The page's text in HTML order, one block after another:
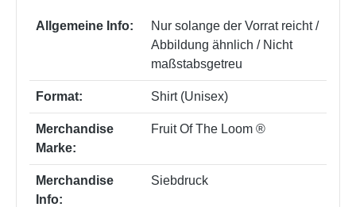
Allgemeine Info:
Nur solange der Vorrat reicht /
Abbildung ähnlich / Nicht
maßstabsgetreu
Format: Shirt (Unisex)
Merchandise
Marke:
Fruit Of The Loom ®
Merchandise
Info:
Siebdruck